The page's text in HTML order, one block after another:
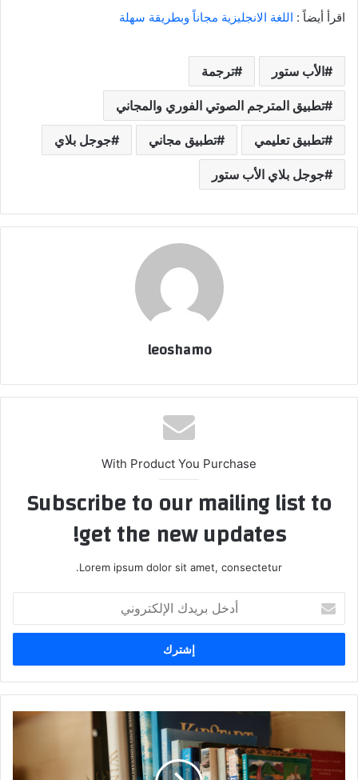
اقرأ أيضاً : اللغة الانجليزية مجاناً وبطريقة سهلة
الأب ستور ترجمة
تطبيق المترجم الصوتي الفوري والمجاني
تطبيق تعليمي تطبيق مجاني جوجل بلاي
جوجل بلاي الأب ستور
leoshamo
With Product You Purchase
Subscribe to our mailing list to
get the new updates!
Lorem ipsum dolor sit amet, consectetur.
بريدك
الإلكتروني
قواعد
اللغة